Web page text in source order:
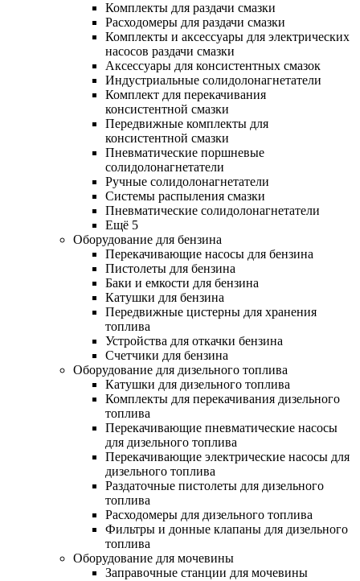
Комплекты для раздачи смазки
Расходомеры для раздачи смазки
Комплекты и аксессуары для электрических
насосов раздачи смазки
Аксессуары для консистентных смазок
Индустриальные солидолонагнетатели
Комплект для перекачивания
консистентной смазки
Передвижные комплекты для
консистентной смазки
Пневматические поршневые
солидолонагнетатели
Ручные солидолонагнетатели
Системы распыления смазки
Пневматические солидолонагнетатели
Ещё 5
Оборудование для бензина
Перекачивающие насосы для бензина
Пистолеты для бензина
Баки и емкости для бензина
Катушки для бензина
Передвижные цистерны для хранения
топлива
Устройства для откачки бензина
Счетчики для бензина
Оборудование для дизельного топлива
Катушки для дизельного топлива
Комплекты для перекачивания дизельного
топлива
Перекачивающие пневматические насосы
для дизельного топлива
Перекачивающие электрические насосы для
дизельного топлива
Раздаточные пистолеты для дизельного
топлива
Расходомеры для дизельного топлива
Фильтры и донные клапаны для дизельного
топлива
Оборудование для мочевины
Заправочные станции для мочевины